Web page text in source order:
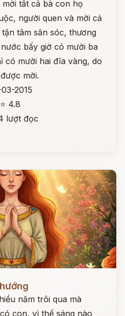
tất cả bà con họ
người quen và mời cả
tâm săn sóc, thương
bấy giờ có mười ba
có mười hai đĩa vàng, do
mời.
2015
⭐ 4.8
lượt đọc
năm trôi qua mà
con, vì thế sáng nào